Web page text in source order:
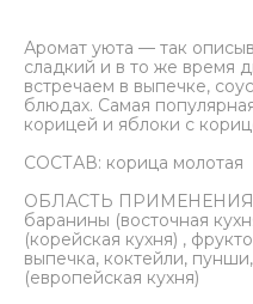
Аромат уюта — так
сладкий и в то же время
встречаем в выпечке,
блюдах. Самая
корицей и яблоки с
СОСТАВ: корица молотая
ОБЛАСТЬ ПРИМЕНЕНИЯ:
баранины (восточная
(корейская кухня) ,
выпечка, коктейли,
(европейская кухня)